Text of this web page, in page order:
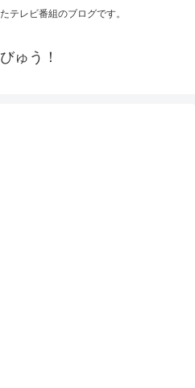
テレビ番組のブログです。
ゅう！